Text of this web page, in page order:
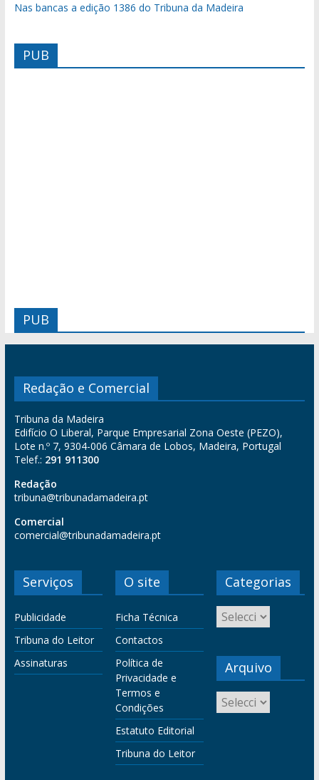
Nas bancas a edição 1386 do Tribuna da Madeira
PUB
PUB
Redação e Comercial
Tribuna da Madeira
Edifício O Liberal, Parque Empresarial Zona Oeste (PEZO),
Lote n.º 7, 9304-006 Câmara de Lobos, Madeira, Portugal
Telef.: 291 911300
Redação
tribuna@tribunadamadeira.pt
Comercial
comercial@tribunadamadeira.pt
Serviços
Publicidade
Tribuna do Leitor
Assinaturas
O site
Ficha Técnica
Contactos
Política de
Privacidade e
Termos e
Condições
Estatuto Editorial
Tribuna do Leitor
Categorias
Arquivo